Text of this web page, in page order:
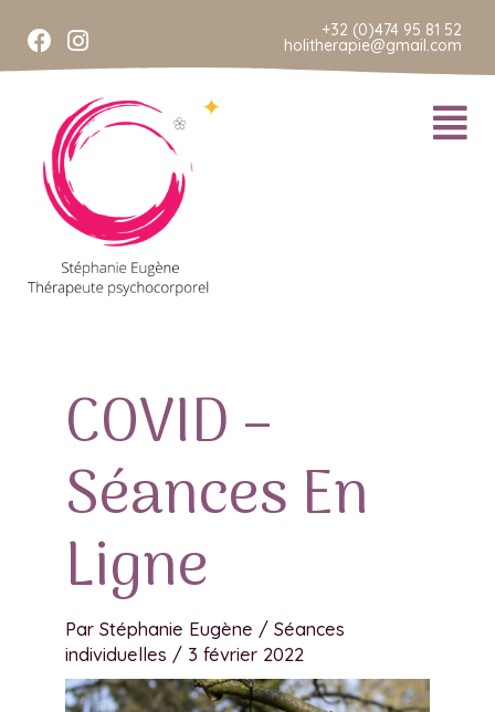
+32 (0)474 95 81 52
holitherapie@gmail.com
COVID –
Séances En
Ligne
Par Stéphanie Eugène / Séances
individuelles / 3 février 2022